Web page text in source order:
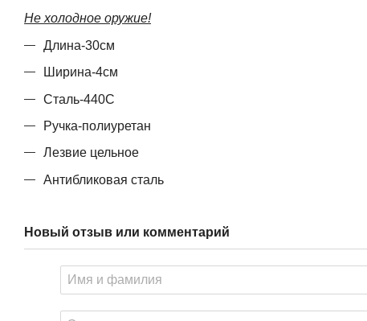
Не холодное оружие!
Длина-30см
Ширина-4см
Сталь-440С
Ручка-полиуретан
Лезвие цельное
Антибликовая сталь
Новый отзыв или комментарий